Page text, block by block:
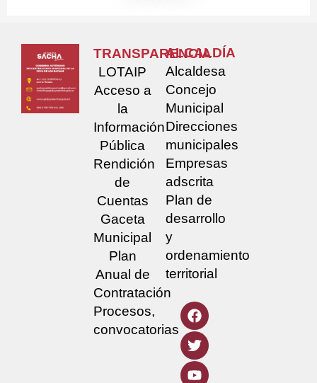
TRANSPARENCIA
LOTAIP
Acceso a
la
Información
Pública
Rendición
de
Cuentas
Gaceta
Municipal
Plan
Anual de
Contratación
Procesos,
convocatorias
ALCALDÍA
Alcaldesa
Concejo
Municipal
Direcciones
municipales
Empresas
adscrita
Plan de
desarrollo
y
ordenamiento
territorial